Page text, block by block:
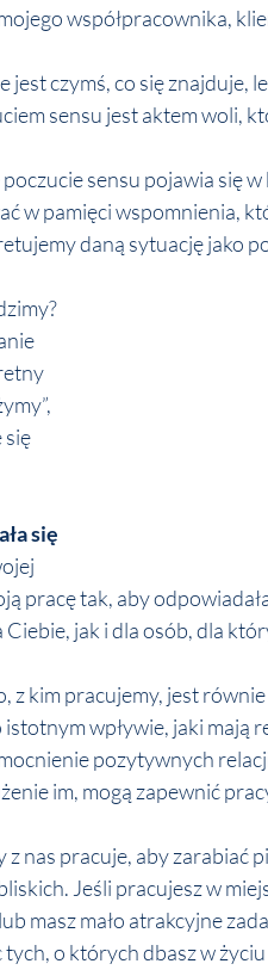
współpracownika,
czymś, co się znajduje,
sensu jest aktem woli,
sensu pojawia się
w pamięci wspomnienia,
daną sytuację jako
się
się
pracę tak, aby
jak i dla osób, dla
z kim pracujemy, jest
istotnym wpływie, jaki mają
pozytywnych
im, mogą zapewnić
z nas pracuje, aby zarabiać
Jeśli pracujesz w
masz mało atrakcyjne
tych, o których dbasz w